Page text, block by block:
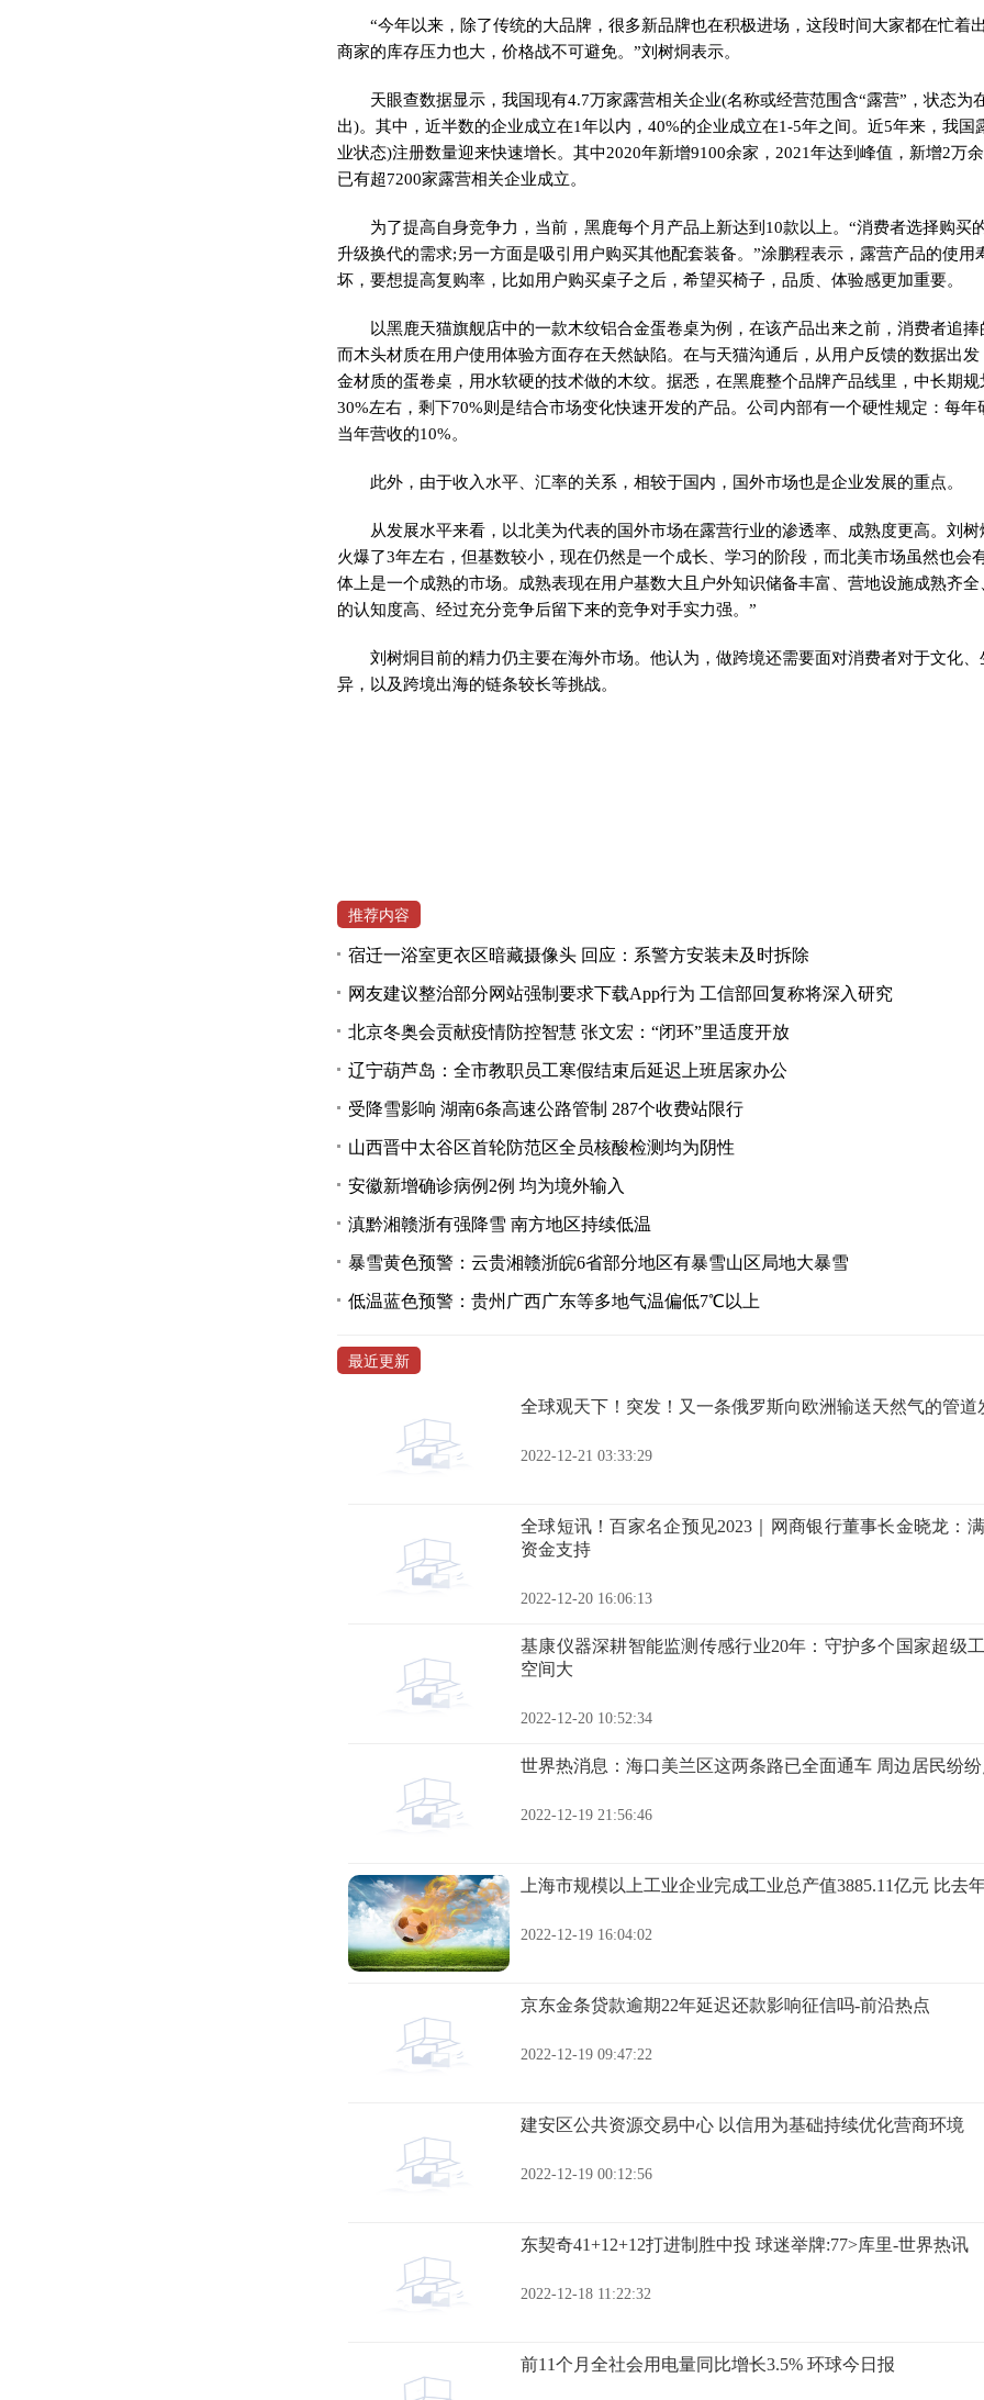
“今年以来，除了传统的大品牌，很多新品牌也在积极进场，这段时间大家都在忙着
商家的库存压力也大，价格战不可避免。”刘树烔表示。
天眼查数据显示，我国现有4.7万家露营相关企业(名称或经营范围含“露营”，状态为
出)。其中， 近半数的企业成立在1年以内，40%的企业成立在1-5年之间。 近5年来，我国
业状态)注册数量迎来快速增长。其中2020年新增9100余家，2021年达到峰值，新增2万
已有超7200家露营相关企业成立。
为了提高自身竞争力，当前，黑鹿每个月产品上新达到10款以上。“消费者选择购买
升级换代的需求;另一方面是吸引用户购买其他配套装备。”涂鹏程表示，露营产品的使用
坏，要想提高复购率，比如用户购买桌子之后，希望买椅子，品质、体验感更加重要。
以黑鹿天猫旗舰店中的一款木纹铝合金蛋卷桌为例，在该产品出来之前，消费者追
而木头材质在用户使用体验方面存在天然缺陷。在与天猫沟通后，从用户反馈的数据出
金材质的蛋卷桌，用水软硬的技术做的木纹。据悉，在黑鹿整个品牌产品线里，中长期
30%左右，剩下70%则是结合市场变化快速开发的产品。公司内部有一个硬性规定：每年
当年营收的10%。
此外，由于收入水平 、汇率的关系，相较于国内，国外市场也是企业发展的重点。
从发展水平来看，以北美为代表的国外市场在露营行业的渗透率、成熟度更高。刘
火爆了3年左右，但基数较小，现在仍然是一个成长、学习的阶段，而北美市场虽然也会
体上是一个成熟的市场。成熟表现在用户基数大且户外知识储备丰富、营地设施成熟齐
的认知度高、经过充分竞争后留下来的竞争对手实力强。”
刘树烔目前的精力仍主要在海外市场。他认为，做跨境还需要面对消费者对于文化、
异，以及跨境出海的链条较长等挑战。
推荐内容
宿迁一浴室更衣区暗藏摄像头 回应：系警方安装未及时拆除
网友建议整治部分网站强制要求下载App行为 工信部回复称将深入研究
北京冬奥会贡献疫情防控智慧 张文宏：“闭环”里适度开放
辽宁葫芦岛：全市教职员工寒假结束后延迟上班居家办公
受降雪影响 湖南6条高速公路管制 287个收费站限行
山西晋中太谷区首轮防范区全员核酸检测均为阴性
安徽新增确诊病例2例 均为境外输入
滇黔湘赣浙有强降雪 南方地区持续低温
暴雪黄色预警：云贵湘赣浙皖6省部分地区有暴雪山区局地大暴雪
低温蓝色预警：贵州广西广东等多地气温偏低7℃以上
最近更新
全球观天下！突发！又一条俄罗斯向欧洲输送天然气的管道
2022-12-21 03:33:29
全球短讯！百家名企预见2023｜网商银行董事长金晓龙：
资金支持
2022-12-20 16:06:13
基康仪器深耕智能监测传感行业20年：守护多个国家超级
空间大
2022-12-20 10:52:34
世界热消息：海口美兰区这两条路已全面通车 周边居民纷
2022-12-19 21:56:46
上海市规模以上工业企业完成工业总产值3885.11亿元 比去
2022-12-19 16:04:02
京东金条贷款逾期22年延迟还款影响征信吗-前沿热点
2022-12-19 09:47:22
建安区公共资源交易中心 以信用为基础持续优化营商环境
2022-12-19 00:12:56
东契奇41+12+12打进制胜中投 球迷举牌:77>库里-世界热讯
2022-12-18 11:22:32
前11个月全社会用电量同比增长3.5% 环球今日报